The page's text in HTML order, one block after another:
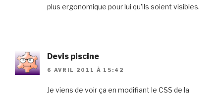
plus ergonomique pour lui qu’ils soient visibles.
Devis piscine
6 AVRIL 2011 À 15:42
Je viens de voir ça en modifiant le CSS de la